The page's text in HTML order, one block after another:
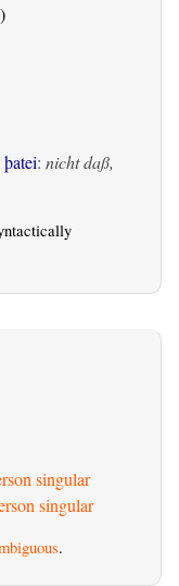
)
: nicht daß,
singular
singular
.